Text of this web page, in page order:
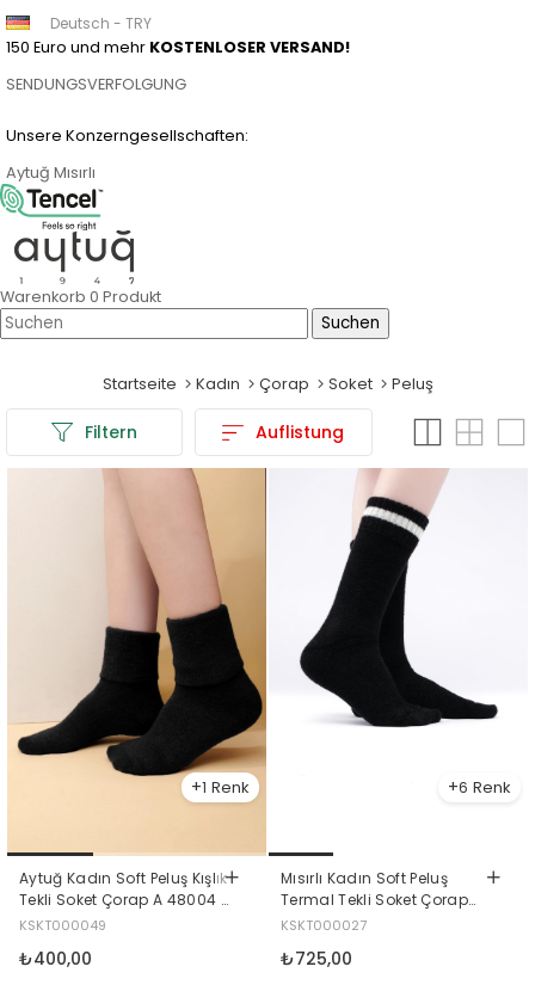
150 Euro und mehr KOSTENLOSER VERSAND!
SENDUNGSVERFOLGUNG
Unsere Konzerngesellschaften:
Aytuğ Mısırlı
Deutsch - TRY
Warenkorb 0 Produkt
Startseite Kadın Çorap Soket Peluş
Filtern Auflistung
1
Aytuğ Kadın Soft Peluş Kışlık
Tekli Soket Çorap A 48004 S
Siyah
KSKT000049
₺400,00
6
Mısırlı Kadın Soft Peluş
Termal Tekli Soket Çorap
Siyah
KSKT000027
₺725,00